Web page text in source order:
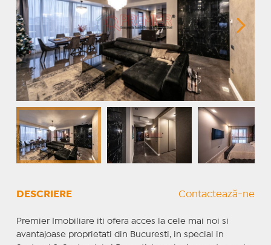
DESCRIERE Contactează-ne
Premier Imobiliare iti ofera acces la cele mai noi si
avantajoase proprietati din Bucuresti, in special in